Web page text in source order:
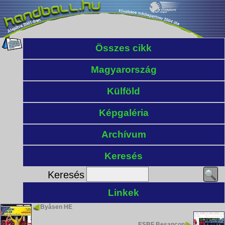
Összes cikk
Magyarország
Külföld
Képgaléria
Archívum
Keresés
Keresés
Linkek
Byåsen HE